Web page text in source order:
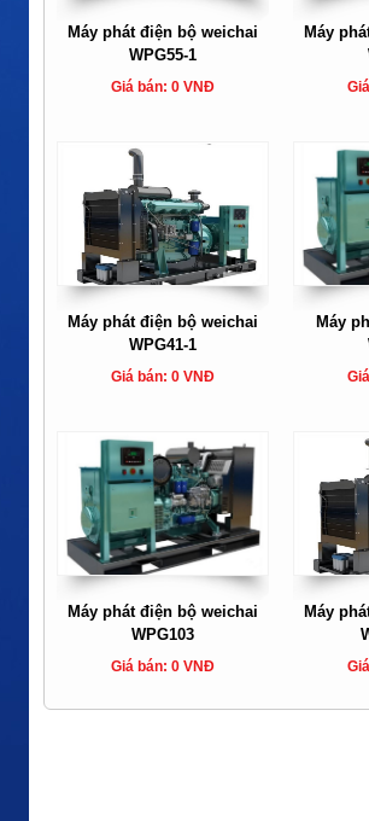
Máy phát điện bộ weichai
WPG55-1
Giá bán: 0 VNĐ
Máy
Máy phát điện bộ weichai
WPG41-1
Giá bán: 0 VNĐ
Máy
Máy phát điện bộ weichai
WPG103
Giá bán: 0 VNĐ
Máy